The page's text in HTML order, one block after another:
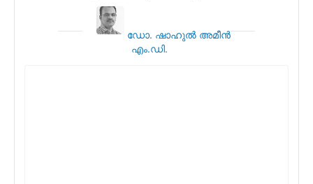
ഡോ. ഷാഹുല്‍ അമീന്‍
എം.ഡി.